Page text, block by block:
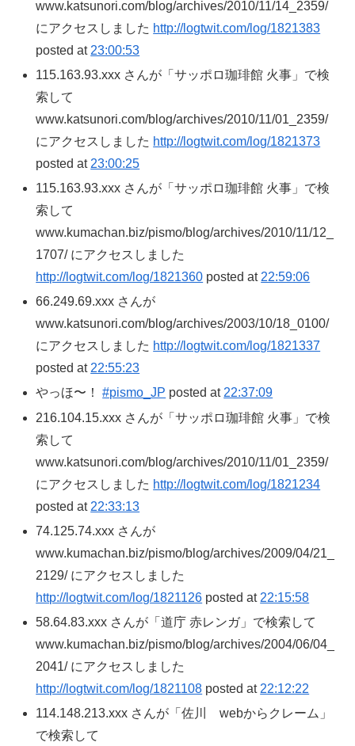
www.katsunori.com/blog/archives/2010/11/14_2359/
にアクセスしました http://logtwit.com/log/1821383
posted at 23:00:53
115.163.93.xxx さんが「サッポロ珈琲館 火事」で検
索して
www.katsunori.com/blog/archives/2010/11/01_2359/
にアクセスしました http://logtwit.com/log/1821373
posted at 23:00:25
115.163.93.xxx さんが「サッポロ珈琲館 火事」で検
索して
www.kumachan.biz/pismo/blog/archives/2010/11/12_
1707/ にアクセスしました
http://logtwit.com/log/1821360 posted at 22:59:06
66.249.69.xxx さんが
www.katsunori.com/blog/archives/2003/10/18_0100/
にアクセスしました http://logtwit.com/log/1821337
posted at 22:55:23
やっほ〜！#pismo_JP posted at 22:37:09
216.104.15.xxx さんが「サッポロ珈琲館 火事」で検
索して
www.katsunori.com/blog/archives/2010/11/01_2359/
にアクセスしました http://logtwit.com/log/1821234
posted at 22:33:13
74.125.74.xxx さんが
www.kumachan.biz/pismo/blog/archives/2009/04/21_
2129/ にアクセスしました
http://logtwit.com/log/1821126 posted at 22:15:58
58.64.83.xxx さんが「道庁 赤レンガ」で検索して
www.kumachan.biz/pismo/blog/archives/2004/06/04_
2041/ にアクセスしました
http://logtwit.com/log/1821108 posted at 22:12:22
114.148.213.xxx さんが「佐川 webからクレーム」
で検索して